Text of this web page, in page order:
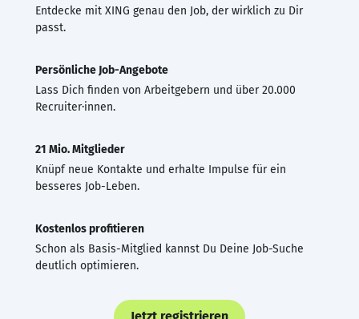
Entdecke mit XING genau den Job, der wirklich zu Dir
passt.
Persönliche Job-Angebote
Lass Dich finden von Arbeitgebern und über 20.000
Recruiter·innen.
21 Mio. Mitglieder
Knüpf neue Kontakte und erhalte Impulse für ein
besseres Job-Leben.
Kostenlos profitieren
Schon als Basis-Mitglied kannst Du Deine Job-Suche
deutlich optimieren.
Jetzt registrieren